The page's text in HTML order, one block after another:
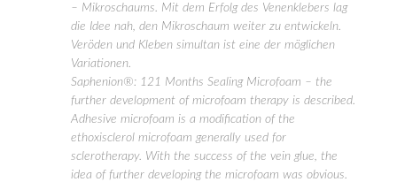
– Mikroschaums. Mit dem Erfolg des Venenklebers lag
die Idee nah, den Mikroschaum weiter zu entwickeln.
Veröden und Kleben simultan ist eine der möglichen
Variationen.
Saphenion®: 121 Months Sealing Microfoam – the
further development of microfoam therapy is described.
Adhesive microfoam is a modification of the
ethoxisclerol microfoam generally used for
sclerotherapy. With the success of the vein glue, the
idea of further developing the microfoam was obvious.